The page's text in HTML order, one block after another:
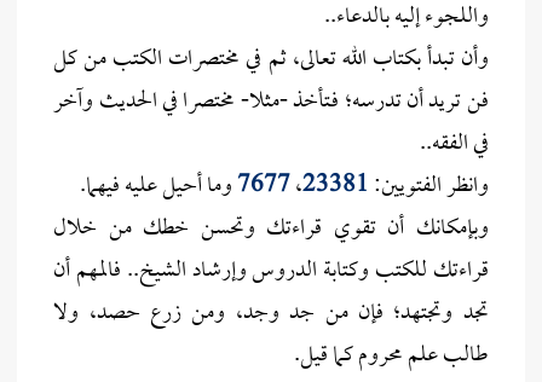
واللجوء إليه بالدعاء..
وأن تبدأ بكتاب الله تعالى، ثم في مختصرات الكتب من كل
فن تريد أن تدرسه؛ فـتأخذ -مثلا- مختصرا في الحديث وآخر
في الفقه..
وانظر الفتويين:23381،7677وما أحيل عليه فيهما.
وبإمكانك أن تقوي قراءتك وتحسن خطك من خلال
قراءتك للكتب وكتابة الدروس وإرشاد الشيخ.. فالمهم أن
تجد وتجتهد؛ فإن من جد وجد، ومن زرع حصد، ولا
طالب علم محروم كما قيل.